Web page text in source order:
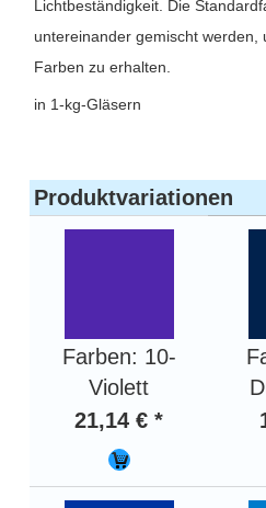
Lichtbeständigkeit. Die
untereinander gemischt werden,
Farben zu erhalten.
in 1-kg-Gläsern
Produktvariationen
Farben: 10-
Violett
21,14 € *